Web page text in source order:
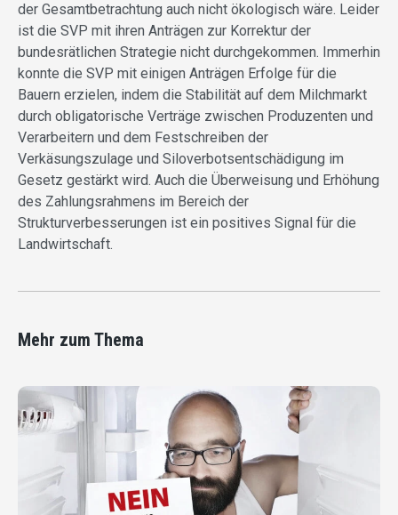
der Gesamtbetrachtung auch nicht ökologisch wäre. Leider
ist die SVP mit ihren Anträgen zur Korrektur der
bundesrätlichen Strategie nicht durchgekommen. Immerhin
konnte die SVP mit einigen Anträgen Erfolge für die
Bauern erzielen, indem die Stabilität auf dem Milchmarkt
durch obligatorische Verträge zwischen Produzenten und
Verarbeitern und dem Festschreiben der
Verkäsungszulage und Siloverbotsentschädigung im
Gesetz gestärkt wird. Auch die Überweisung und Erhöhung
des Zahlungsrahmens im Bereich der
Strukturverbesserungen ist ein positives Signal für die
Landwirtschaft.
Mehr zum Thema